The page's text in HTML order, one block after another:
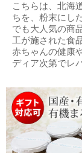
こちらは、北海
ちを、粉末にし
でも大人気の商
工が施された食
赤ちゃんの健康
ディア次第でレ